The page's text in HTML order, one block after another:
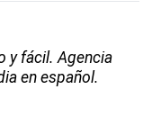
y fácil. Agencia
en español.